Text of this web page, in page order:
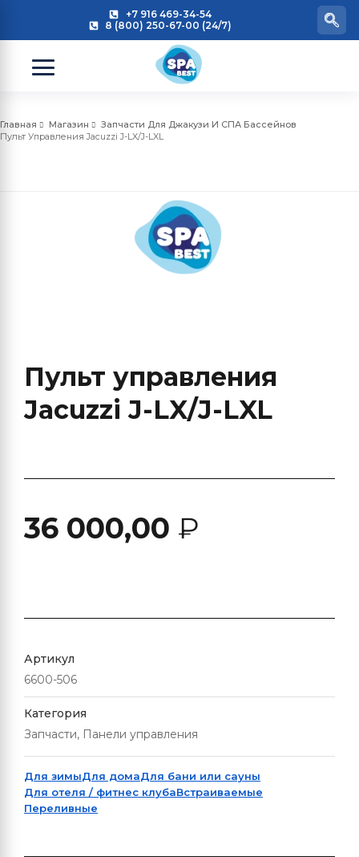
+7 916 469-34-54
8 (800) 250-67-00 (24/7)
Главная Магазин
Запчасти Для Джакузи И СПА Бассейнов
Пульт Управления Jacuzzi J-LX/J-LXL
Пульт управления
Jacuzzi J-LX/J-LXL
36 000,00 ₽
Артикул
6600-506
Категория
Запчасти, Панели управления
Для зимыДля домаДля бани или сауны
Для отеля / фитнес клубаВстраиваемые
Переливные